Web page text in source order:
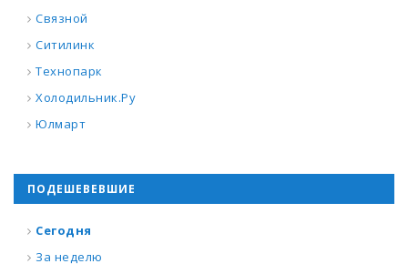
Связной
Ситилинк
Технопарк
Холодильник.Ру
Юлмарт
ПОДЕШЕВЕВШИЕ
Сегодня
За неделю